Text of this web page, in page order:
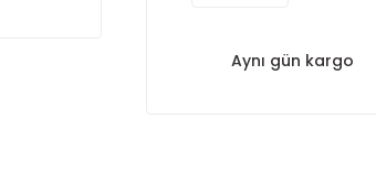
Aynı gün kargo